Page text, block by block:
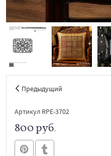
Предыдущий
Артикул RPE-3702
800 руб.